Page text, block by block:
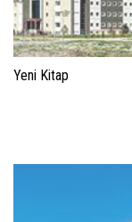
Yeni Kitap